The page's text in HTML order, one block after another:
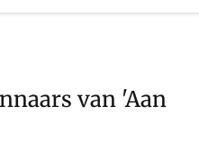
van 'Aan